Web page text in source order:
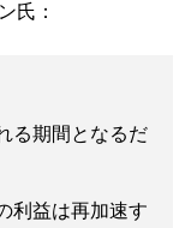
氏：
る期間となるだ
利益は再加速す